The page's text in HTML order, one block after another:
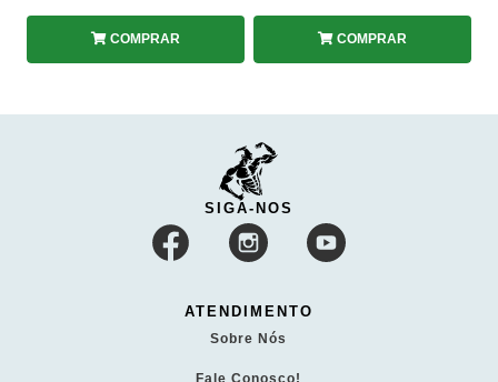
COMPRAR COMPRAR
SIGA-NOS
ATENDIMENTO
Sobre Nós
Fale Conosco!